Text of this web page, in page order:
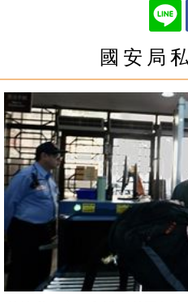
國安局